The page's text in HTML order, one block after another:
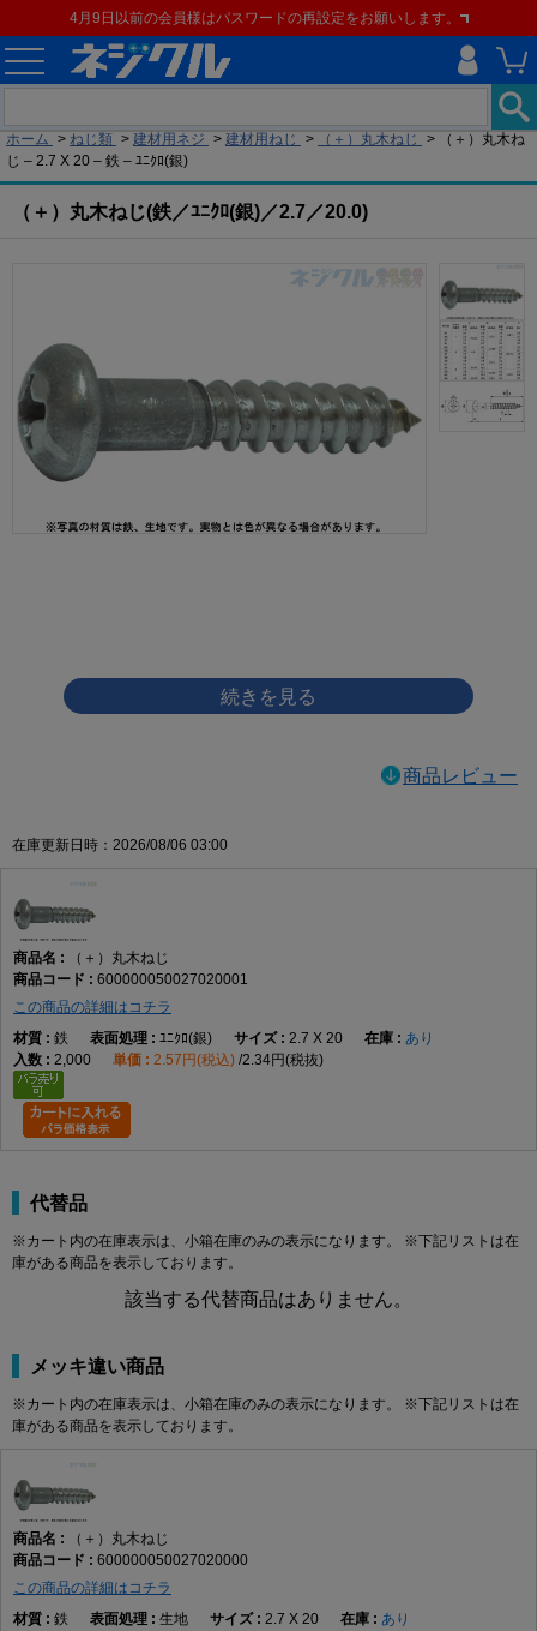
4月9日以前の会員様はパスワードの再設定をお願いします。
ホーム > ねじ類 > 建材用ネジ > 建材用ねじ > （＋）丸木ねじ >
（＋）丸木ね
じ – 2.7 X 20 – 鉄 – ﾕﾆｸﾛ(銀)
（＋）丸木ねじ(鉄／ﾕﾆｸﾛ(銀)／2.7／20.0)
商品レビュー
在庫更新日時：2026/08/06 03:00
（＋）丸木ねじ
600000050027020001
この商品の詳細はコチラ
鉄
ﾕﾆｸﾛ(銀) 2.7 X 20
あり
2,000
2.57円(税込) 2.34円(税抜)
代替品
※カート内の在庫表示は、小箱在庫のみの表示になります。 ※下記リストは在
庫がある商品を表示しております。
該当する代替商品はありません。
メッキ違い商品
※カート内の在庫表示は、小箱在庫のみの表示になります。 ※下記リストは在
庫がある商品を表示しております。
（＋）丸木ねじ
600000050027020000
この商品の詳細はコチラ
鉄
生地 2.7 X 20
あり